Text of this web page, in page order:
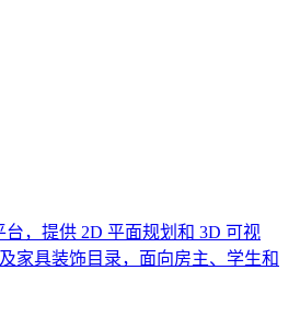
台，提供 2D 平面规划和 3D 可视
家具装饰目录，面向房主、学生和